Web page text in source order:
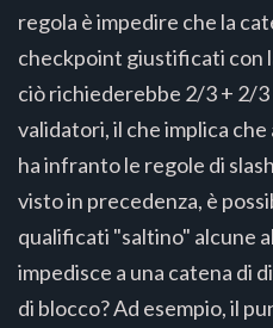
regola è impedire che la
checkpoint giustificati con
ciò richiederebbe 2/3 + 2/
validatori, il che implica
ha infranto le regole di
visto in precedenza, è
qualificati "saltino" alcune
impedisce a una catena di
di blocco? Ad esempio, il